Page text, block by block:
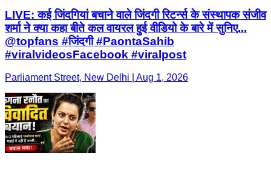
LIVE: कई जिंदगियां बचाने वाले जिंदगी रिटर्न्स के संस्थापक संजीव
शर्मा ने क्या कहा बीते कल वायरल हुई वीडियो के बारे में सुनिए...
@topfans #जिंदगी #PaontaSahib
#viralvideosFacebook #viralpost
Parliament Street, New Delhi | Aug 1, 2026